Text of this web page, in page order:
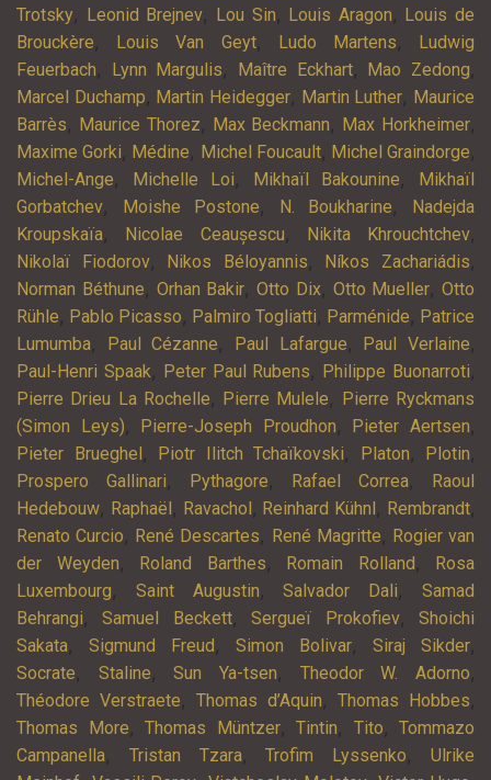
Trotsky, Leonid Brejnev, Lou Sin, Louis Aragon, Louis de
Brouckère, Louis Van Geyt, Ludo Martens, Ludwig
Feuerbach, Lynn Margulis, Maître Eckhart, Mao Zedong,
Marcel Duchamp, Martin Heidegger, Martin Luther, Maurice
Barrès, Maurice Thorez, Max Beckmann, Max Horkheimer,
Maxime Gorki, Médine, Michel Foucault, Michel Graindorge,
Michel-Ange, Michelle Loi, Mikhaïl Bakounine, Mikhaïl
Gorbatchev, Moishe Postone, N. Boukharine, Nadejda
Kroupskaïa, Nicolae Ceaușescu, Nikita Khrouchtchev,
Nikolaï Fiodorov, Nikos Béloyannis, Níkos Zachariádis,
Norman Béthune, Orhan Bakir, Otto Dix, Otto Mueller, Otto
Rühle, Pablo Picasso, Palmiro Togliatti, Parménide, Patrice
Lumumba, Paul Cézanne, Paul Lafargue, Paul Verlaine,
Paul-Henri Spaak, Peter Paul Rubens, Philippe Buonarroti,
Pierre Drieu La Rochelle, Pierre Mulele, Pierre Ryckmans
(Simon Leys), Pierre-Joseph Proudhon, Pieter Aertsen,
Pieter Brueghel, Piotr Ilitch Tchaïkovski, Platon, Plotin,
Prospero Gallinari, Pythagore, Rafael Correa, Raoul
Hedebouw, Raphaël, Ravachol, Reinhard Kühnl, Rembrandt,
Renato Curcio, René Descartes, René Magritte, Rogier van
der Weyden, Roland Barthes, Romain Rolland, Rosa
Luxembourg, Saint Augustin,Salvador Dali,Samad
Behrangi,Samuel Beckett,Sergueï Prokofiev,Shoichi
Sakata, Sigmund Freud, Simon Bolivar, Siraj Sikder,
Socrate, Staline,Sun Ya-tsen, Theodor W. Adorno,
Théodore Verstraete, Thomas d’Aquin, Thomas Hobbes,
Thomas More, Thomas Müntzer, Tintin, Tito, Tommazo
Campanella, Tristan Tzara,Trofim Lyssenko,Ulrike